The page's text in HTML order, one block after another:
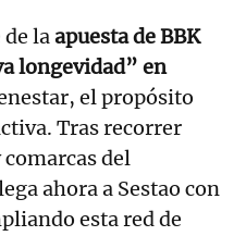
laapuesta de BBK
longevidad” en
el propósito
Tras recorrer
del
ahora a Sestao con
esta red de